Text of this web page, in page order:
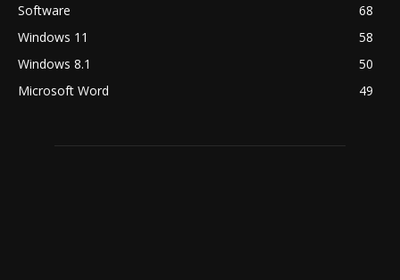
Software
68
Windows 11
58
Windows 8.1
50
Microsoft Word
49